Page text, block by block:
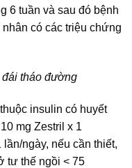
6 tuần và sau đó bệnh
có các triệu chứng
tháo đường
insulin có huyết
mg Zestril x 1
lần/ngày, nếu cần thiết,
tư thế ngồi < 75